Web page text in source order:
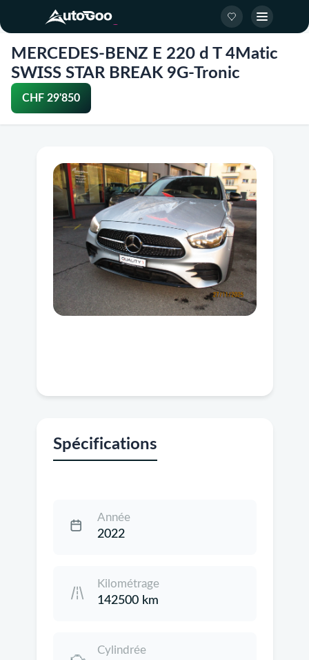
MERCEDES-BENZ E 220 d T 4Matic
SWISS STAR BREAK 9G-Tronic
CHF 29'850
Spécifications
Année
2022
Kilométrage
142500 km
Cylindrée